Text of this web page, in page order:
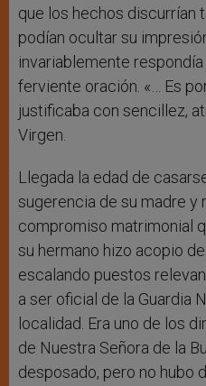
que los hechos discurrían
podían ocultar su
invariablemente
ferviente oración. «… Es
justificaba con sencillez,
Virgen.
Llegada la edad de
sugerencia de su madre y
compromiso matrimonial
su hermano hizo acopio
escalando puestos
a ser oficial de la Guardia
localidad. Era uno de los
de Nuestra Señora de la
desposado, pero no hubo